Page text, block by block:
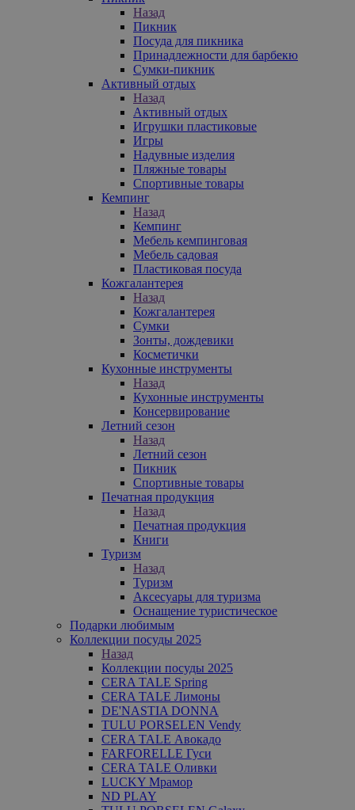
Назад
Пикник
Посуда для пикника
Принадлежности для барбекю
Сумки-пикник
Активный отдых
Назад
Активный отдых
Игрушки пластиковые
Игры
Надувные изделия
Пляжные товары
Спортивные товары
Кемпинг
Назад
Кемпинг
Мебель кемпинговая
Мебель садовая
Пластиковая посуда
Кожгалантерея
Назад
Кожгалантерея
Сумки
Зонты, дождевики
Косметички
Кухонные инструменты
Назад
Кухонные инструменты
Консервирование
Летний сезон
Назад
Летний сезон
Пикник
Спортивные товары
Печатная продукция
Назад
Печатная продукция
Книги
Туризм
Назад
Туризм
Аксесуары для туризма
Оснащение туристическое
Подарки любимым
Коллекции посуды 2025
Назад
Коллекции посуды 2025
CERA TALE Spring
CERA TALE Лимоны
DE'NASTIA DONNA
TULU PORSELEN Vendy
CERA TALE Авокадо
FARFORELLE Гуси
CERA TALE Оливки
LUCKY Мрамор
ND PLAY